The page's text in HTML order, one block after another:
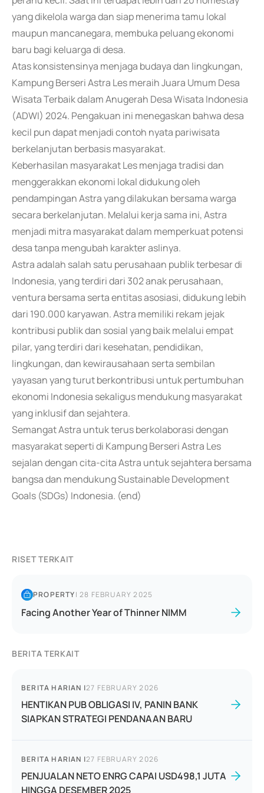
yang dikelola warga dan siap menerima tamu lokal
maupun mancanegara, membuka peluang ekonomi
baru bagi keluarga di desa.
Atas konsistensinya menjaga budaya dan lingkungan,
Kampung Berseri Astra Les meraih Juara Umum Desa
Wisata Terbaik dalam Anugerah Desa Wisata Indonesia
(ADWI) 2024. Pengakuan ini menegaskan bahwa desa
kecil pun dapat menjadi contoh nyata pariwisata
berkelanjutan berbasis masyarakat.
Keberhasilan masyarakat Les menjaga tradisi dan
menggerakkan ekonomi lokal didukung oleh
pendampingan Astra yang dilakukan bersama warga
secara berkelanjutan. Melalui kerja sama ini, Astra
menjadi mitra masyarakat dalam memperkuat potensi
desa tanpa mengubah karakter aslinya.
Astra adalah salah satu perusahaan publik terbesar di
Indonesia, yang terdiri dari 302 anak perusahaan,
ventura bersama serta entitas asosiasi, didukung lebih
dari 190.000 karyawan. Astra memiliki rekam jejak
kontribusi publik dan sosial yang baik melalui empat
pilar, yang terdiri dari kesehatan, pendidikan,
lingkungan, dan kewirausahaan serta sembilan
yayasan yang turut berkontribusi untuk pertumbuhan
ekonomi Indonesia sekaligus mendukung masyarakat
yang inklusif dan sejahtera.
Semangat Astra untuk terus berkolaborasi dengan
masyarakat seperti di Kampung Berseri Astra Les
sejalan dengan cita-cita Astra untuk sejahtera bersama
bangsa dan mendukung Sustainable Development
Goals (SDGs) Indonesia. (end)
RISET TERKAIT
PROPERTY|28 FEBRUARY 2025
Facing Another Year of Thinner NIMM
BERITA TERKAIT
BERITA HARIAN |27 FEBRUARY 2026
HENTIKAN PUB OBLIGASI IV, PANIN BANK
SIAPKAN STRATEGI PENDANAAN BARU
BERITA HARIAN |27 FEBRUARY 2026
PENJUALAN NETO ENRG CAPAI USD498,1 JUTA
HINGGA DESEMBER 2025